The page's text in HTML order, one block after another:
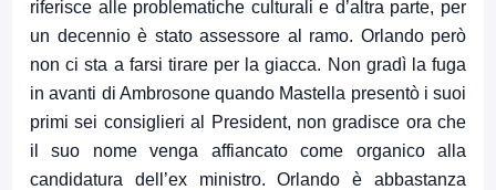
riferisce alle problematiche culturali e d’altra parte, per
un decennio è stato assessore al ramo. Orlando però
non ci sta a farsi tirare per la giacca. Non gradì la fuga
in avanti di Ambrosone quando Mastella presentò i suoi
primi sei consiglieri al President, non gradisce ora che
il suo nome venga affiancato come organico alla
candidatura dell’ex ministro. Orlando è abbastanza